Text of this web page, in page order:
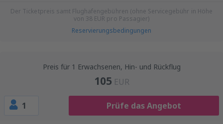
Der Ticketpreis samt Flughafengebühren (ohne Servicegebühr in Höhe
von 38 EUR pro Passagier)
Reservierungsbedingungen
Preis für 1 Erwachsenen, Hin- und Rückflug
105 EUR
1 Prüfe das Angebot